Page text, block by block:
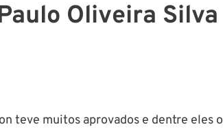
Oliveira Silva
teve muitos aprovados e dentre eles o